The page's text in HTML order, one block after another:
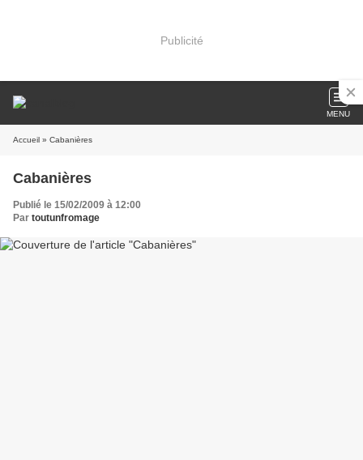
Publicité
MENU
Accueil » Cabanières
Cabanières
Publié le 15/02/2009 à 12:00
Par toutunfromage